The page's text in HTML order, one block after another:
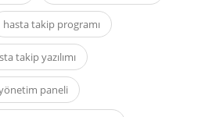
hasta takip programı
takip yazılımı
paneli